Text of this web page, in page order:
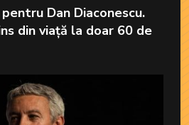
Dan Diaconescu.
din viață la doar 60 de